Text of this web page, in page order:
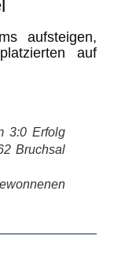
aufsteigen,
auf
3:0 Erfolg
Bruchsal